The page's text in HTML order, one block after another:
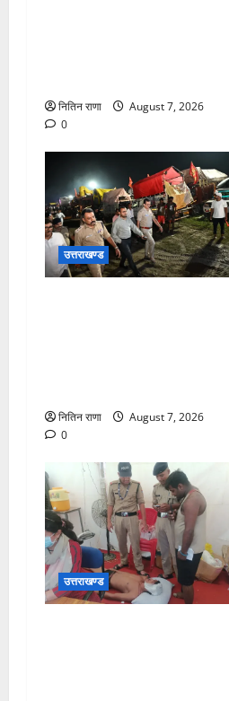
नितिन राणा
August 7, 2026
0
उत्तराखण्ड
नितिन राणा
August 7, 2026
0
उत्तराखण्ड